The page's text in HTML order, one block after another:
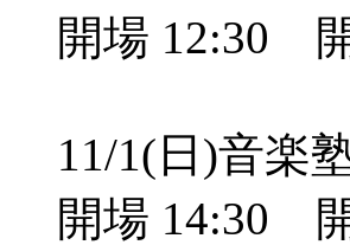
開場 12:30
11/1(日)音楽
開場 14:30